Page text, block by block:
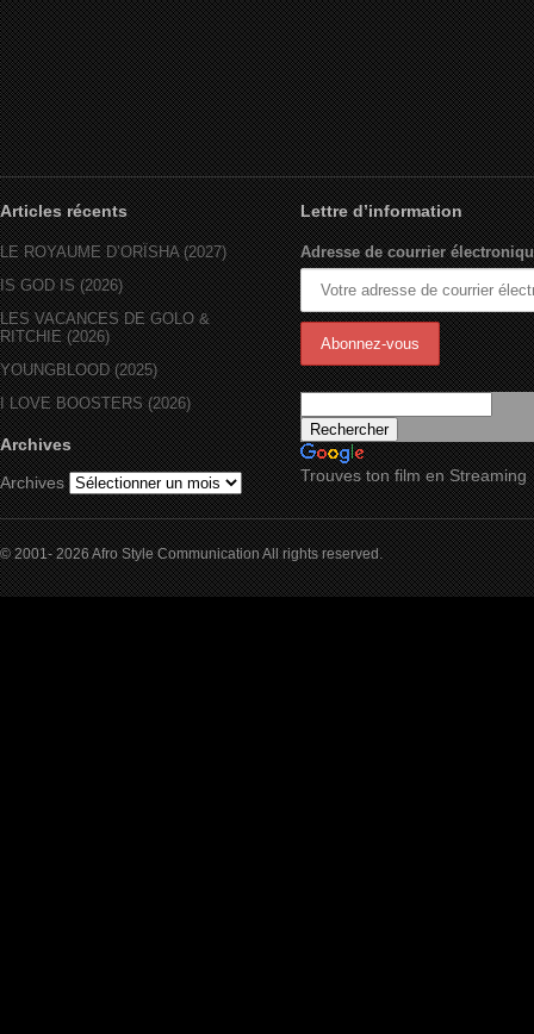
Articles récents
LE ROYAUME D’ORÏSHA (2027)
IS GOD IS (2026)
LES VACANCES DE GOLO &
RITCHIE (2026)
YOUNGBLOOD (2025)
I LOVE BOOSTERS (2026)
Archives
Archives
Lettre d’information
Adresse de courrier
Trouves ton film en Streaming
© 2001- 2026 Afro Style Communication All rights reserved.